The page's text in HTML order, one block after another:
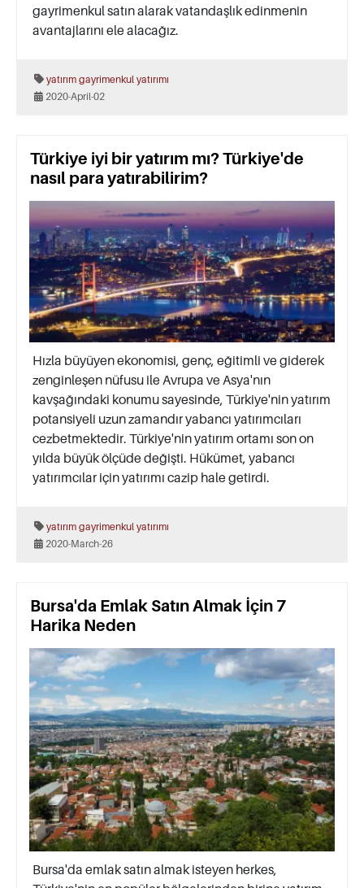
gayrimenkul satın alarak vatandaşlık edinmenin
avantajlarını ele alacağız.
yatırım gayrimenkul yatırımı
2020-April-02
Türkiye iyi bir yatırım mı? Türkiye'de
nasıl para yatırabilirim?
Hızla büyüyen ekonomisi, genç, eğitimli ve giderek
zenginleşen nüfusu ile Avrupa ve Asya'nın
kavşağındaki konumu sayesinde, Türkiye'nin yatırım
potansiyeli uzun zamandır yabancı yatırımcıları
cezbetmektedir. Türkiye'nin yatırım ortamı son on
yılda büyük ölçüde değişti. Hükümet, yabancı
yatırımcılar için yatırımı cazip hale getirdi.
yatırım gayrimenkul yatırımı
2020-March-26
Bursa'da Emlak Satın Almak İçin 7
Harika Neden
Bursa'da emlak satın almak isteyen herkes,